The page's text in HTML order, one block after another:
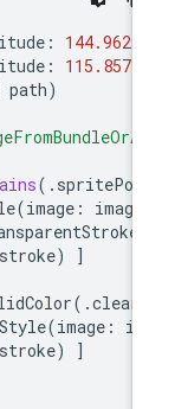
:
:
: path
(.
(image: image
transparentStroke
: stroke
solidColor(.clear
(image
: stroke